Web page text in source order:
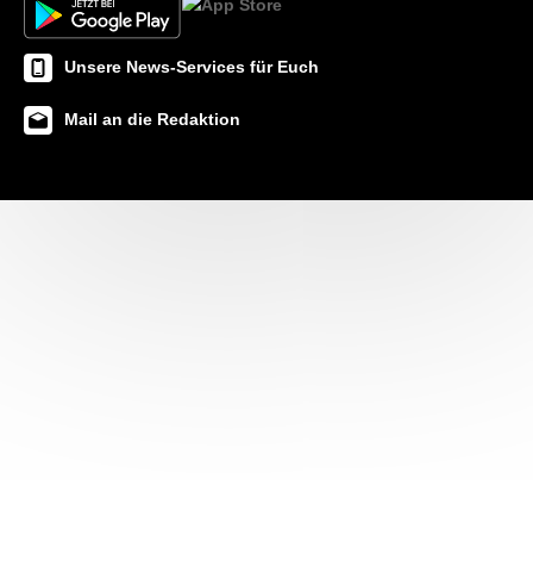
Unsere News-Services für Euch
Mail an die Redaktion